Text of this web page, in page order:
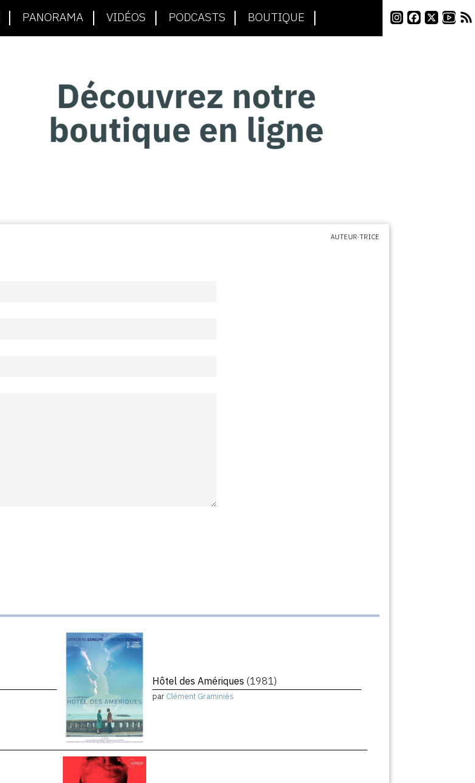
PANORAMA VIDÉOS PODCASTS BOUTIQUE
AUTEUR·TRICE
Hôtel des Amériques (1981)
par Clément Graminiès